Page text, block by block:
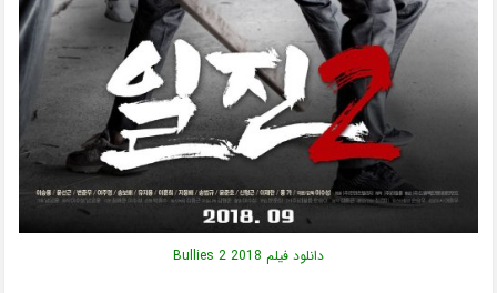
دانلود فیلم Bullies 2 2018